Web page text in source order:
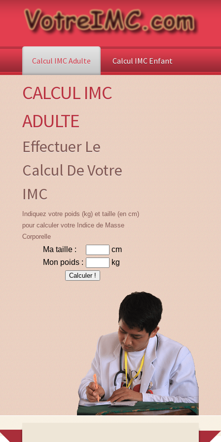
Calcul IMC Adulte Calcul IMC Enfant
CALCUL IMC
ADULTE
Effectuer Le
Calcul De Votre
IMC
Indiquez votre poids (kg) et taille (en cm)
pour calculer votre Indice de Masse
Corporelle
Ma taille :
cm
Mon poids :
kg